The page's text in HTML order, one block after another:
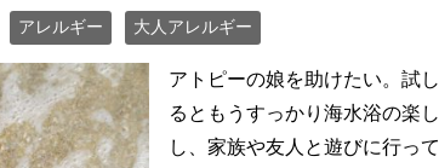
アレルギー 大人アレルギー
アトピーの娘を助けたい。試
るともうすっかり海水浴の楽
し、家族や友人と遊びに行っ